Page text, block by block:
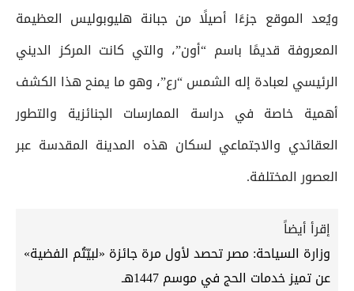
ويُعد الموقع جزءًا أصيلًا من جبانة هليوبوليس العظيمة
المعروفة قديمًا باسم “أون”، والتي كانت المركز الديني
الرئيسي لعبادة إله الشمس “رع”، وهو ما يمنح هذا الكشف
أهمية خاصة في دراسة الممارسات الجنائزية والتطور
العقائدي والاجتماعي لسكان هذه المدينة المقدسة عبر
العصور المختلفة.
إقرأ أيضاً
وزارة السياحة: مصر تحصد لأول مرة جائزة «لبيّتُم الفضية»
عن تميز خدمات الحج في موسم 1447هـ